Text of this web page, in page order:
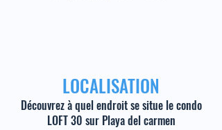
LOCALISATION
Découvrez à quel endroit se situe le condo
LOFT 30 sur Playa del carmen